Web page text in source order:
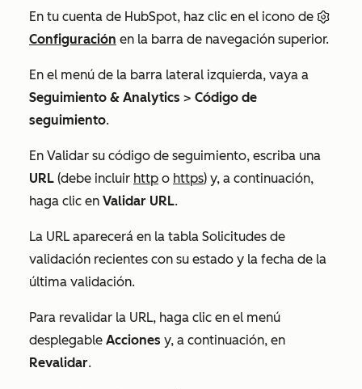
En tu cuenta de HubSpot, haz clic en el icono de
Configuración en la barra de navegación superior.
En el menú de la barra lateral izquierda, vaya a
Seguimiento & Analytics > Código de
seguimiento.
En Validar su código de seguimiento, escriba una
URL (debe incluir http o https) y, a continuación,
haga clic en Validar URL.
La URL aparecerá en la tabla Solicitudes de
validación recientes con su estado y la fecha de la
última validación.
Para revalidar la URL, haga clic en el menú
desplegable Acciones y, a continuación, en
Revalidar.